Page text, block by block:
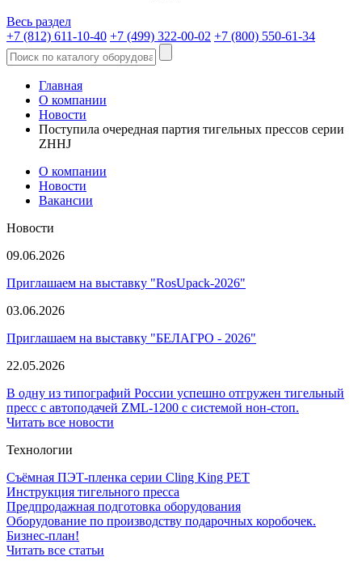
Весь раздел
+7 (812) 611-10-40 +7 (499) 322-00-02 +7 (800) 550-61-34
Главная
О компании
Новости
Поступила очередная партия тигельных прессов серии
ZHHJ
О компании
Новости
Вакансии
Новости
09.06.2026
Приглашаем на выставку "RosUpack-2026"
03.06.2026
Приглашаем на выставку "БЕЛАГРО - 2026"
22.05.2026
В одну из типографий России успешно отгружен тигельный
пресс с автоподачей ZML-1200 с системой нон-стоп.
Читать все новости
Технологии
Съёмная ПЭТ-пленка серии Cling King PET
Инструкция тигельного пресса
Предпродажная подготовка оборудования
Оборудование по производству подарочных коробочек.
Бизнес-план!
Читать все статьи